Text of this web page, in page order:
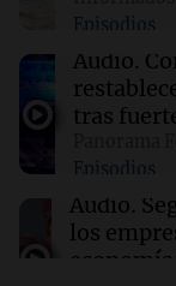
Fito Páez
Buenos
tierras
Aumentan
UU.
Episodios
Audio.
tras
Episodios
Audio.
los